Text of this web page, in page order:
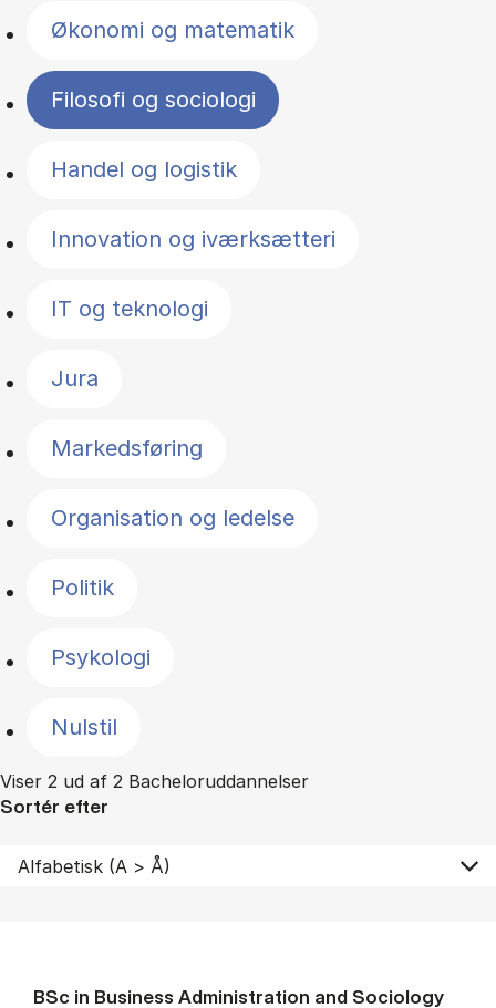
Økonomi og matematik
Filosofi og sociologi
Handel og logistik
Innovation og iværksætteri
IT og teknologi
Jura
Markedsføring
Organisation og ledelse
Politik
Psykologi
Nulstil
Viser 2 ud af 2 Bacheloruddannelser
Sortér efter
BSc in Busi­ness Ad­min­is­tra­tion and So­ci­ology